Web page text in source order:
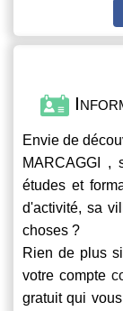
Envie de
MARCAGGI ,
études et
d'activité, sa
choses ?
Rien de plus
votre compte
gratuit qui